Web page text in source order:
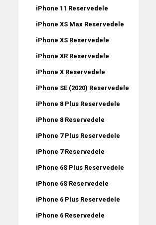
iPhone 11 Reservedele
iPhone XS Max Reservedele
iPhone XS Reservedele
iPhone XR Reservedele
iPhone X Reservedele
iPhone SE (2020) Reservedele
iPhone 8 Plus Reservedele
iPhone 8 Reservedele
iPhone 7 Plus Reservedele
iPhone 7 Reservedele
iPhone 6S Plus Reservedele
iPhone 6S Reservedele
iPhone 6 Plus Reservedele
iPhone 6 Reservedele